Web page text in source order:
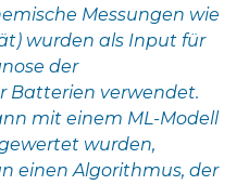
Messungen wie
wurden als Input für
der
Batterien verwendet.
mit einem ML-Modell
wurden,
einen Algorithmus, der